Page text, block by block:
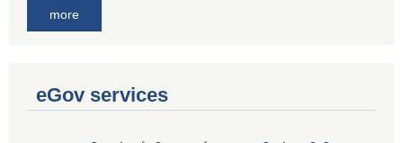
more
eGov services